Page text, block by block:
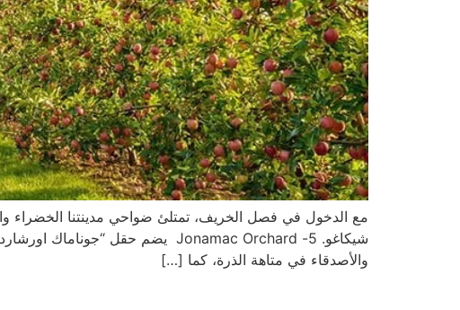
مع الدخول في فصل الخريف، تمتلئ ضواحي مدينتنا الخضراء
والأصدقاء في متاهة الذرة، كما […]